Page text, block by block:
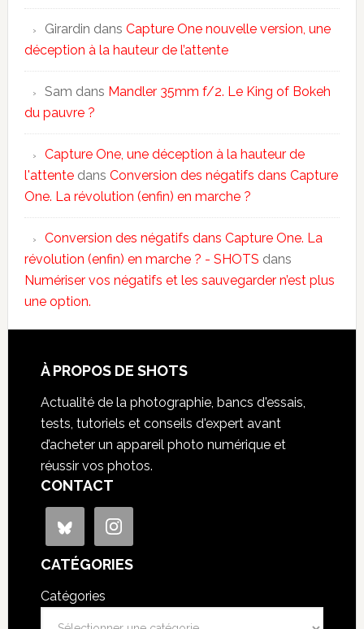
Girardin dans Capture One nouvelle version, une
déception à la hauteur de l’attente
Sam dans Mandler 35mm f/2. Le King of Bokeh
du pauvre ?
Capture One, une déception à la hauteur de
l'attentedans Conversion des négatifs dans Capture
One. La révolution (enfin) en marche ?
Conversion des négatifs dans Capture One. La
révolution (enfin) en marche ? - SHOTS dans
Numériser vos négatifs et les sauvegarder n’est plus
une option.
À PROPOS DE SHOTS
Actualité de la photographie, bancs d'essais,
tests, tutoriels et conseils d'expert avant
d’acheter un appareil photo numérique et
réussir vos photos.
CONTACT
CATÉGORIES
Catégories